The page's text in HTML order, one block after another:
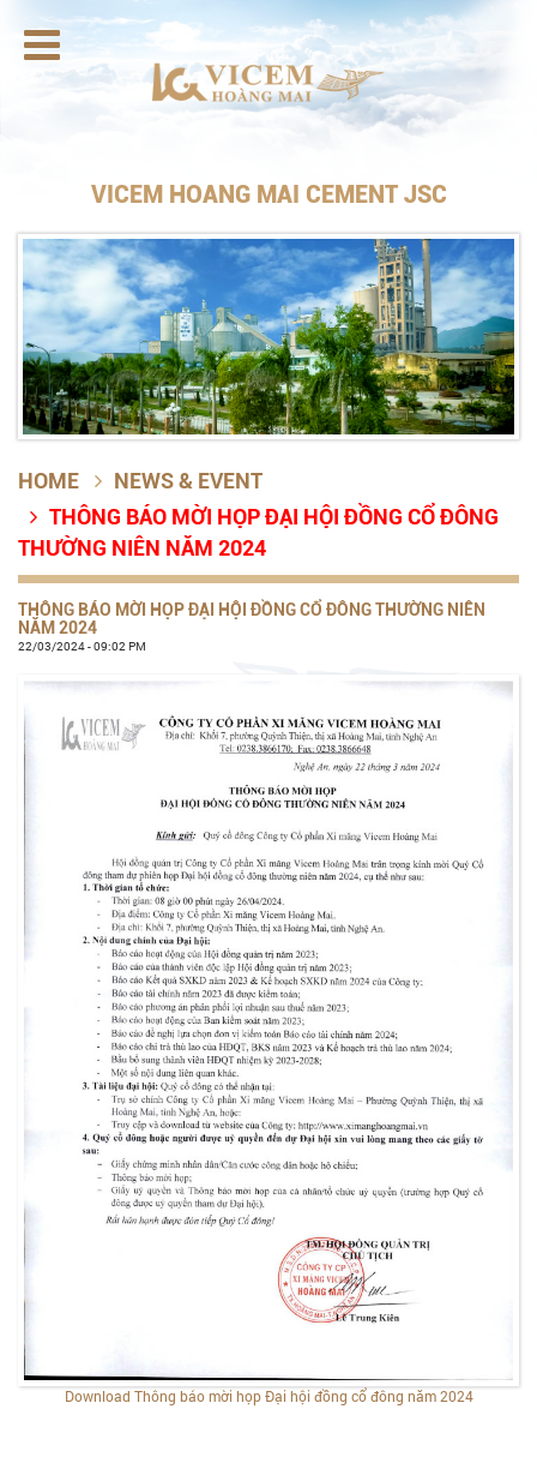

VICEM HOANG MAI CEMENT JSC
HOME  NEWS & EVENT
 THÔNG BÁO MỜI HỌP ĐẠI HỘI ĐỒNG CỔ ĐÔNG
THƯỜNG NIÊN NĂM 2024
THÔNG BÁO MỜI HỌP ĐẠI HỘI ĐỒNG CỔ ĐÔNG THƯỜNG NIÊN
NĂM 2024
22/03/2024 - 09:02 PM
Download Thông báo mời họp Đại hội đồng cổ đông năm 2024